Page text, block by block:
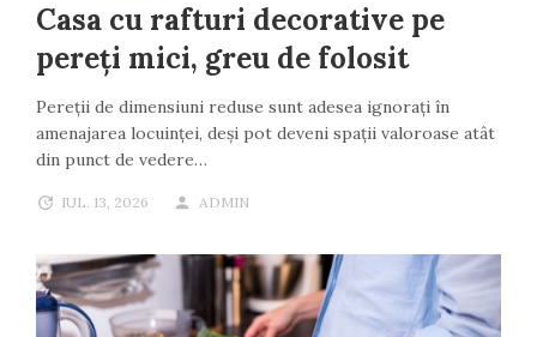
Casa cu rafturi decorative pe
pereți mici, greu de folosit
Pereții de dimensiuni reduse sunt adesea ignorați în
amenajarea locuinței, deși pot deveni spații valoroase atât
din punct de vedere…
IUL. 13, 2026 ADMIN